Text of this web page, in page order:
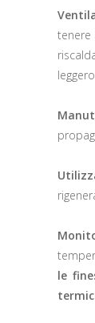
tenere
le